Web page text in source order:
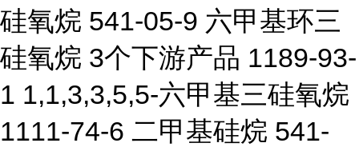
硅氧烷 541-05-9 六甲基环三
硅氧烷 3个下游产品 1189-93-
1 1,1,3,3,5,5-六甲基三硅氧烷
1111-74-6 二甲基硅烷 541-